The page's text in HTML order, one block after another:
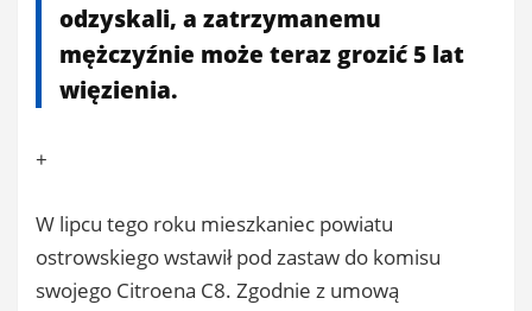
odzyskali, a zatrzymanemu
mężczyźnie może teraz grozić 5 lat
więzienia.
+
W lipcu tego roku mieszkaniec powiatu
ostrowskiego wstawił pod zastaw do komisu
swojego Citroena C8. Zgodnie z umową